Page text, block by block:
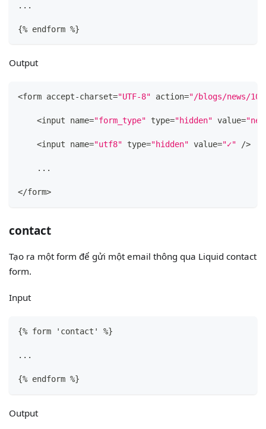
...
{% endform %}
Output
<form accept-charset="UTF-8" action="/blogs/news/
    <input name=
"form_type" type="hidden" value=
    <input name=
"utf8" type="hidden" value="✓" />
    ...
</form>
contact
Tạo ra một form để gửi một email thông qua Liquid contact
form.
Input
{% form 'contact' %}
...
{% endform %}
Output